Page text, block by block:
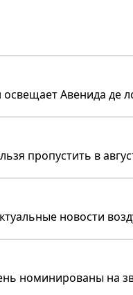
Авенида де
пропустить в
новости
номинированы на